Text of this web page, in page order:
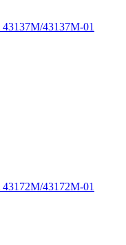
43137М/43137М-01
43172М/43172М-01